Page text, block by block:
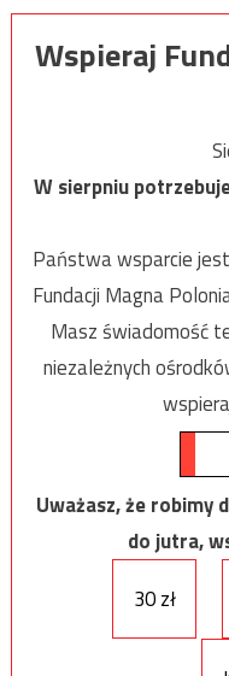
Wspieraj
W sierpniu
Państwa wsparcie
Fundacji Magna
Masz świadomość
niezależnych
Uważasz, że robimy
do jutra,
30 zł